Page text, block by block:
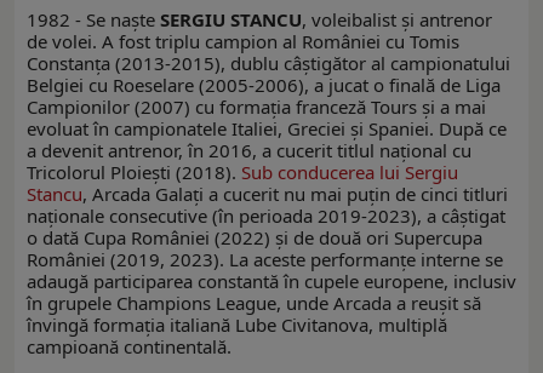
1982 - Se naşte SERGIU STANCU, voleibalist şi antrenor
de volei. A fost triplu campion al României cu Tomis
Constanţa (2013-2015), dublu câştigător al campionatului
Belgiei cu Roeselare (2005-2006), a jucat o finală de Liga
Campionilor (2007) cu formaţia franceză Tours şi a mai
evoluat în campionatele Italiei, Greciei şi Spaniei. După ce
a devenit antrenor, în 2016, a cucerit titlul naţional cu
Tricolorul Ploieşti (2018). Sub conducerea lui Sergiu
Stancu, Arcada Galaţi a cucerit nu mai puţin de cinci titluri
naţionale consecutive (în perioada 2019-2023), a câştigat
o dată Cupa României (2022) şi de două ori Supercupa
României (2019, 2023). La aceste performanţe interne se
adaugă participarea constantă în cupele europene, inclusiv
în grupele Champions League, unde Arcada a reuşit să
învingă formaţia italiană Lube Civitanova, multiplă
campioană continentală.